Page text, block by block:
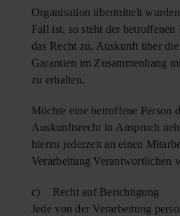
Organisation übermittelt
Fall ist, so steht der
das Recht zu, Auskunft über die
Garantien im Zusammenhang
zu erhalten.
Möchte eine betroffene Person
Auskunftsrecht in Anspruch
hierzu jederzeit an einen
Verarbeitung Verantwortlichen
c) Recht auf Berichtigung
Jede von der Verarbeitung